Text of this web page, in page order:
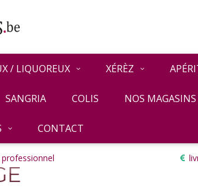
/ LIQUOREUX XÉRÈZ
SANGRIA COLIS NOS MAGASINS
CONTACT